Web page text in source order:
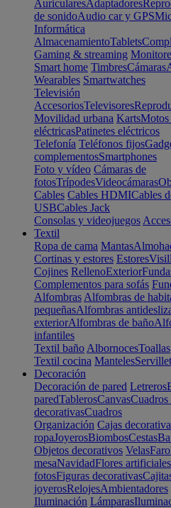
AuricularesAdaptadores
de sonidoAudio car y GPS
Informática
AlmacenamientoTablets
Gaming & streaming
Smart home TimbresCámaras
Wearables Smartwatches
Televisión
AccesoriosTelevisores
Movilidad urbana KartsMotos
eléctricasPatinetes eléctricos
Telefonía Teléfonos fijos
complementosSmartphones
Foto y vídeo Cámaras de
fotosTrípodesVideocámaras
Cables Cables HDMICables
USBCables Jack
Consolas y videojuegos
Textil
Ropa de cama Mantas
Cortinas y estores Estores
Cojines RellenoExterior
Complementos para sofás
Alfombras Alfombras de
pequeñasAlfombras
exteriorAlfombras de baño
infantiles
Textil baño AlbornocesToallas
Textil cocina Manteles
Decoración
Decoración de pared Letreros
paredTablerosCanvasCuadros
decorativasCuadros
Organización Cajas
ropaJoyerosBiombosCestas
Objetos decorativos Velas
mesaNavidadFlores artificiales
fotosFiguras decorativas
joyerosRelojesAmbientadores
Iluminación Lámparas